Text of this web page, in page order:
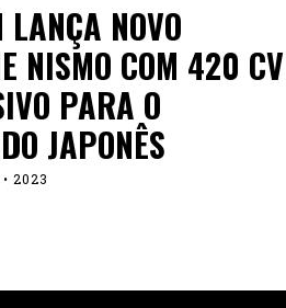
LANÇA NOVO
NISMO COM 420 CV
PARA O
JAPONÊS
2023